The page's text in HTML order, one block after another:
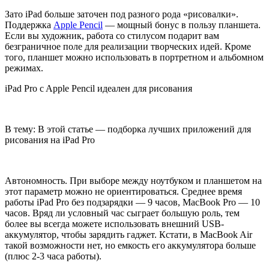
Зато iPad больше заточен под разного рода «рисовалки».
Поддержка Apple Pencil — мощный бонус в пользу планшета.
Если вы художник, работа со стилусом подарит вам
безграничное поле для реализации творческих идей. Кроме
того, планшет можно использовать в портретном и альбомном
режимах.
iPad Pro c Apple Pencil идеален для рисования
В тему: В этой статье — подборка лучших приложений для
рисования на iPad Pro
Автономность. При выборе между ноутбуком и планшетом на
этот параметр можно не ориентироваться. Среднее время
работы iPad Pro без подзарядки — 9 часов, MacBook Pro — 10
часов. Вряд ли условный час сыграет большую роль, тем
более вы всегда можете использовать внешний USB-
аккумулятор, чтобы зарядить гаджет. Кстати, в MacBook Air
такой возможности нет, но емкость его аккумулятора больше
(плюс 2-3 часа работы).